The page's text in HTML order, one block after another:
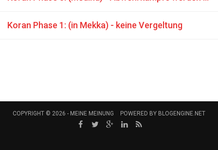
Koran Phase 1: (in Mekka) - keine Vergeltung
COPYRIGHT © 2026 - MEINE MEINUNG POWERED BY BLOGENGINE.NET